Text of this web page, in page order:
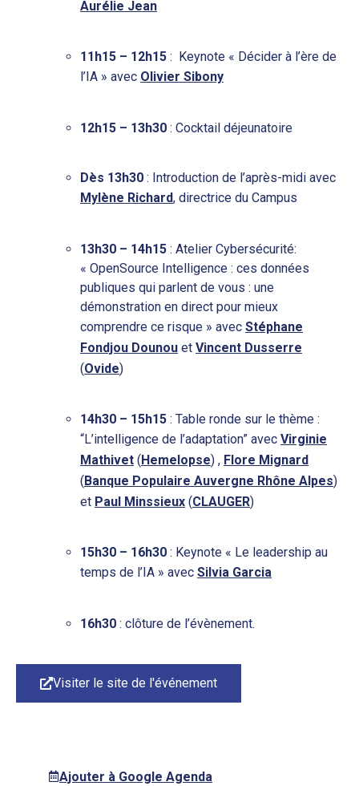
Aurélie Jean
11h15 – 12h15 : Keynote « Décider à l’ère de
l’IA » avec Olivier Sibony
12h15 – 13h30 : Cocktail déjeunatoire
Dès 13h30 : Introduction de l’après-midi avec
Mylène Richard, directrice du Campus
13h30 – 14h15 : Atelier Cybersécurité:
« OpenSource Intelligence : ces données
publiques qui parlent de vous : une
démonstration en direct pour mieux
comprendre ce risque » avec Stéphane
Fondjou Dounou et Vincent Dusserre
(Ovide)
14h30 – 15h15 : Table ronde sur le thème :
“L’intelligence de l’adaptation” avec Virginie
Mathivet (Hemelopse) , Flore Mignard
(Banque Populaire Auvergne Rhône Alpes)
et Paul Minssieux (CLAUGER)
15h30 – 16h30 : Keynote « Le leadership au
temps de l’IA » avec Silvia Garcia
16h30 : clôture de l’évènement.
Visiter le site de l'événement
Ajouter à Google Agenda